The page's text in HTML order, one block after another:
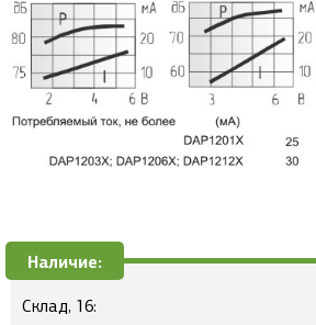
Наличие:
Склад, 16: